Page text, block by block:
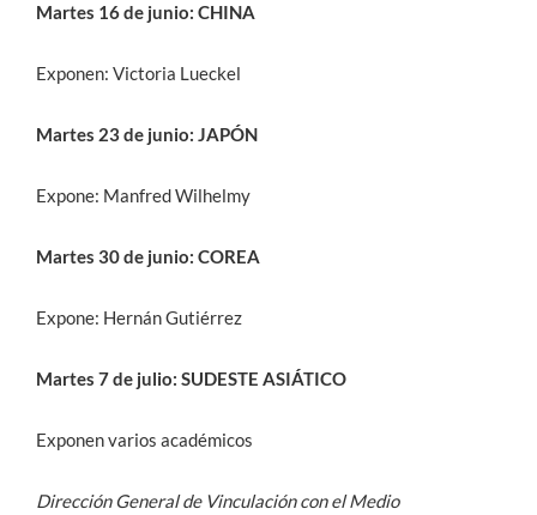
Martes 16 de junio: CHINA
Exponen: Victoria Lueckel
Martes 23 de junio: JAPÓN
Expone: Manfred Wilhelmy
Martes 30 de junio: COREA
Expone: Hernán Gutiérrez
Martes 7 de julio: SUDESTE ASIÁTICO
Exponen varios académicos
Dirección General de Vinculación con el Medio